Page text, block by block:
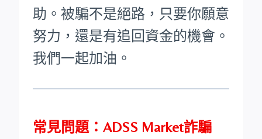
助。被騙不是絕路，只要你願意
努力，還是有追回資金的機會。
我們一起加油。
常見問題：ADSS Market詐騙